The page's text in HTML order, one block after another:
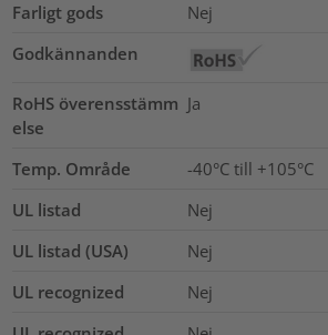
Farligt gods
Nej
Godkännanden
RoHS överensstämm
else
Ja
Temp. Område
-40°C till +105°C
UL listad
Nej
UL listad (USA)
Nej
UL recognized
Nej